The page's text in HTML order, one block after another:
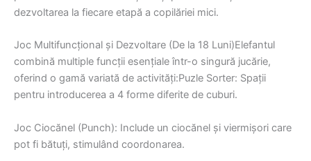
dezvoltarea la fiecare etapă a copilăriei mici.
Joc Multifuncțional și Dezvoltare (De la 18 Luni)Elefantul
combină multiple funcții esențiale într-o singură jucărie,
oferind o gamă variată de activități:Puzle Sorter: Spații
pentru introducerea a 4 forme diferite de cuburi.
Joc Ciocănel (Punch): Include un ciocănel și viermișori care
pot fi bătuți, stimulând coordonarea.